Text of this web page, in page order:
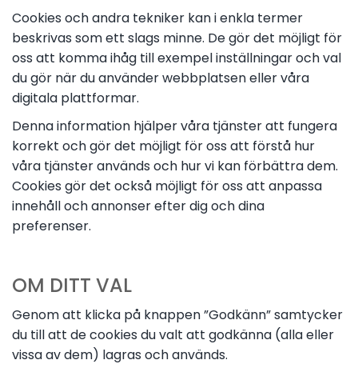
Cookies och andra tekniker kan i enkla termer
beskrivas som ett slags minne. De gör det möjligt för
oss att komma ihåg till exempel inställningar och val
du gör när du använder webbplatsen eller våra
digitala plattformar.
Denna information hjälper våra tjänster att fungera
korrekt och gör det möjligt för oss att förstå hur
våra tjänster används och hur vi kan förbättra dem.
Cookies gör det också möjligt för oss att anpassa
innehåll och annonser efter dig och dina
preferenser.
OM DITT VAL
Genom att klicka på knappen ”Godkänn” samtycker
du till att de cookies du valt att godkänna (alla eller
vissa av dem) lagras och används.